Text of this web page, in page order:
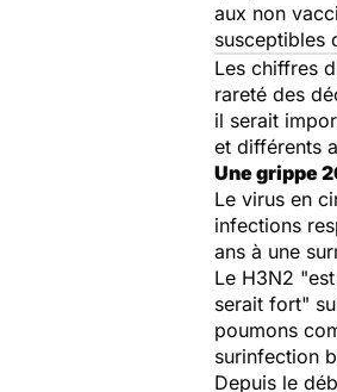
aux non
susceptibles
Les chiffres
rareté des
il serait
et différents
Une grippe
Le virus en
infections
ans à une
Le H3N2
serait fort"
poumons
surinfection
Depuis le